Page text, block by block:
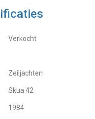
Verkocht
Zeiljachten
Skua 42
1984